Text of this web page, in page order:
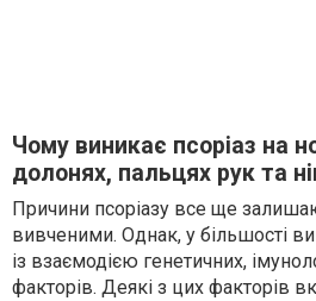
Чому виникає псоріаз на
долонях, пальцях рук та
Причини псоріазу все ще
вивченими. Однак, у більшості
із взаємодією генетичних,
факторів. Деякі з цих факторів